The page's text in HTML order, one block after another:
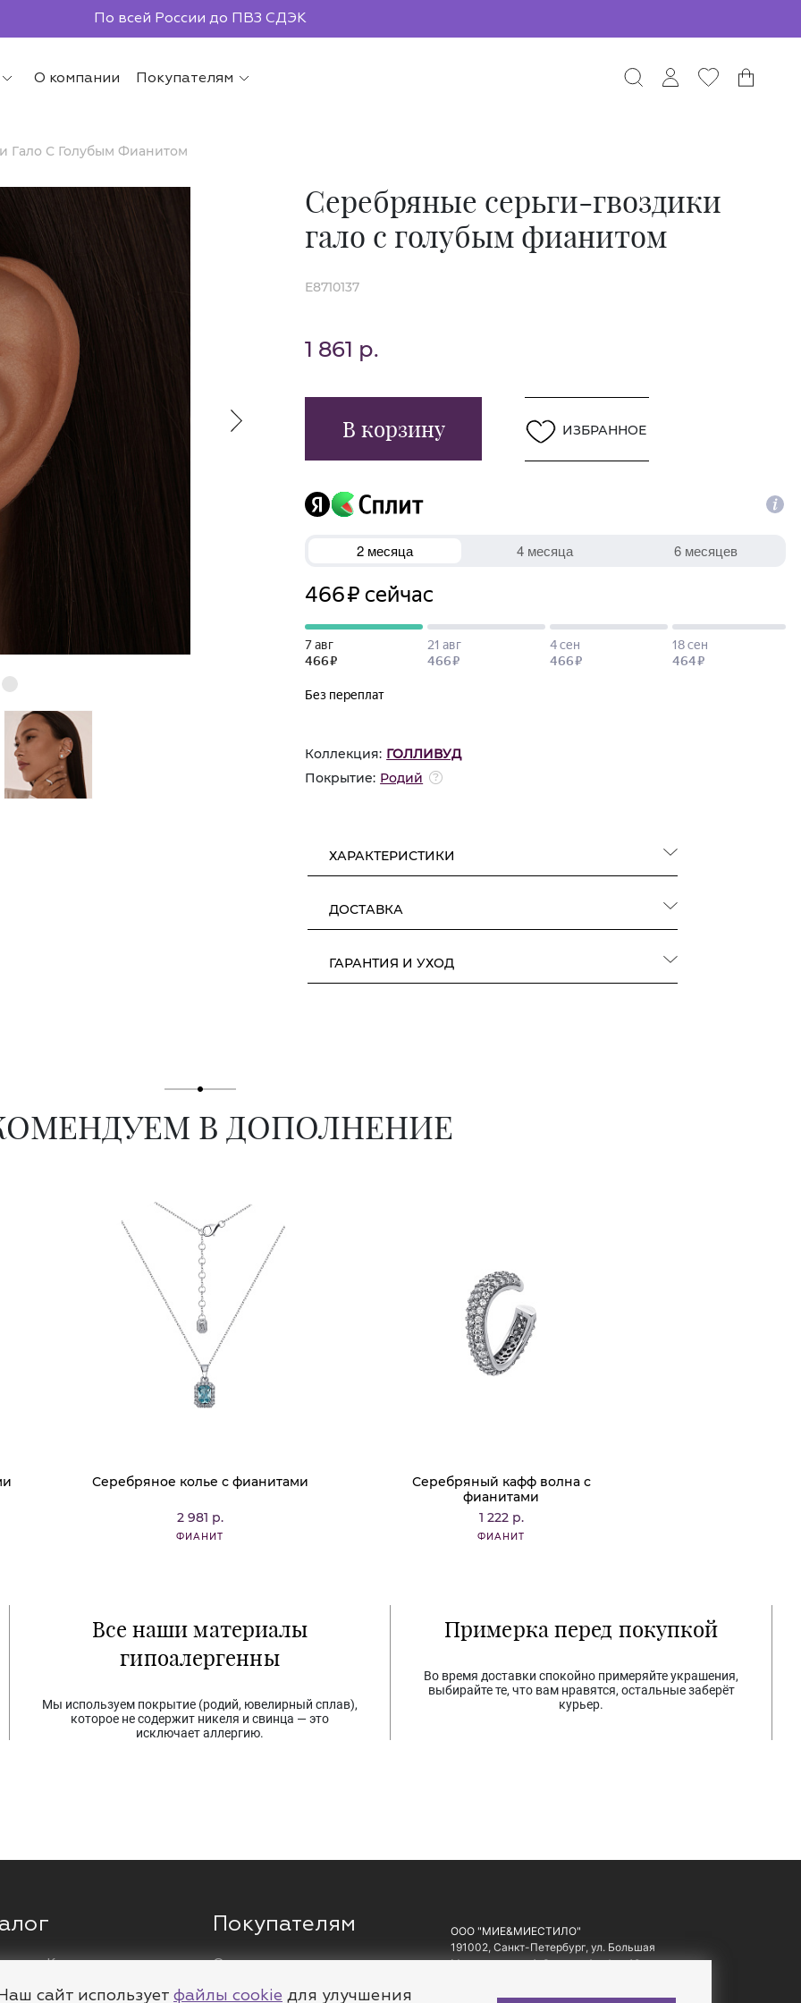
По всей России до ПВЗ СДЭК
О компании Покупателям
Гало С Голубым Фианитом
Серебряные серьги-гвоздики
гало с голубым фианитом
E8710137
1 861 р.
В корзину ИЗБРАННОЕ
Коллекция: ГОЛЛИВУД
Покрытие: Родий
ХАРАКТЕРИСТИКИ
ДОСТАВКА
ГАРАНТИЯ И УХОД
В ДОПОЛНЕНИЕ
Серебряное колье с фианитами
2 981 р.
ФИАНИТ
Серебряный кафф волна с
фианитами
1 222 р.
ФИАНИТ
Все наши материалы
гипоалергенны
Мы используем покрытие (родий, ювелирный сплав),
которое не содержит никеля и свинца — это
исключает аллергию.
Примерка перед покупкой
Во время доставки спокойно примеряйте украшения,
выбирайте те, что вам нравятся, остальные заберёт
курьер.
Кольца
Цепи
Покупателям
О компании
Доставка
ООО "МИЕ&МИЕСТИЛО"
191002, Санкт-Петербург, ул. Большая
Московская, д. 1-3, литер А, офис 10.
сайт использует файлы cookie для улучшения